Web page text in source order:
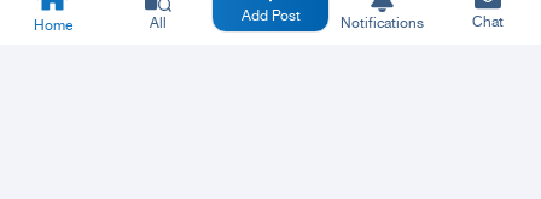
Home All Add Post Notifications Chat